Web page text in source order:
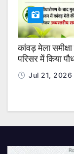
कांवड़ मेला
परिसर में किया
Jul 21, 2026